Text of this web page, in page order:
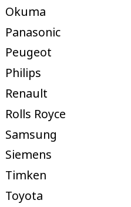
Okuma
Panasonic
Peugeot
Philips
Renault
Rolls Royce
Samsung
Siemens
Timken
Toyota